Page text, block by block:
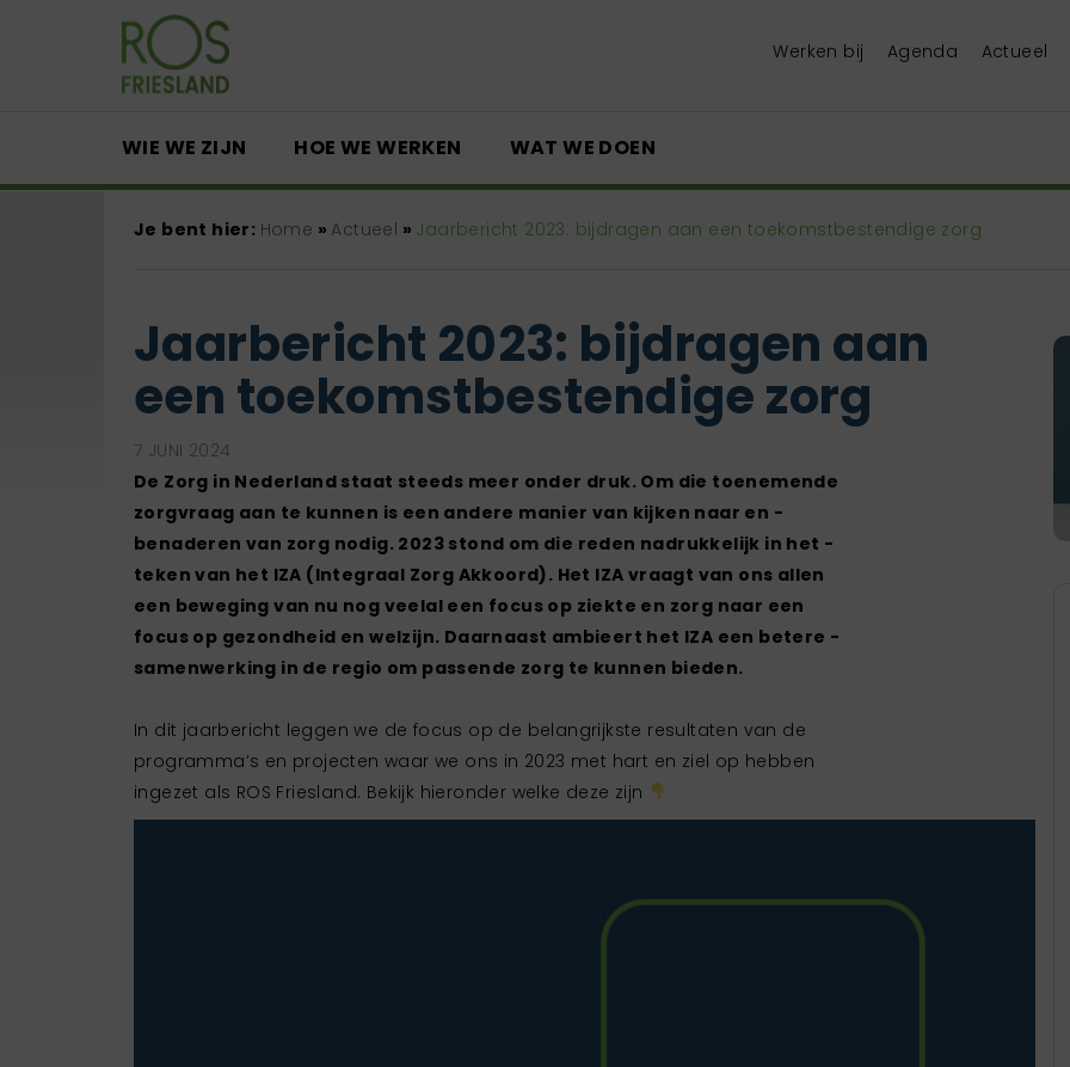
Werken bij Agenda Actueel
WIE WE ZIJN HOE WE WERKEN WAT WE DOEN
Je bent hier: Home » Actueel » Jaarbericht 2023: bijdragen aan een toekomstbestendige zorg
Jaarbericht 2023: bijdragen aan
een toekomstbestendige zorg
7 JUNI 2024
De Zorg in Nederland staat steeds meer onder druk. Om die ­toenemende
zorgvraag aan te kunnen is een andere manier van kijken naar en ­
benaderen van zorg nodig. 2023 stond om die reden nadrukkelijk in het ­
teken van het IZA (Integraal Zorg Akkoord). Het IZA vraagt van ons allen
een beweging van nu nog veelal een focus op ziekte en zorg naar een
focus op gezondheid en welzijn. Daarnaast ambieert het IZA een ­betere ­
samenwerking in de regio om passende zorg te kunnen bieden.
In dit jaarbericht leggen we de focus op de belangrijkste resultaten van de
programma’s en projecten waar we ons in 2023 met hart en ziel op hebben
ingezet als ROS Friesland. Bekijk hieronder welke deze zijn